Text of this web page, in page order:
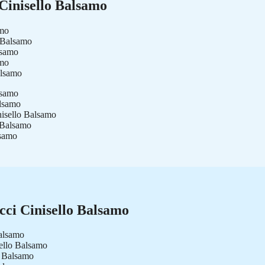
Balsamo
Balsamo
Cinisello Balsamo
Balsamo